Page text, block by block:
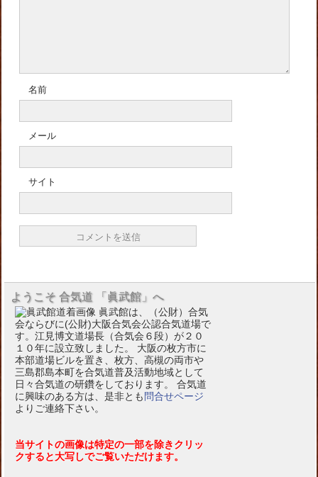
名前
メール
サイト
ようこそ 合気道 「眞武館」へ
眞武館は、（公財）合気
会ならびに(公財)大阪合気会公認合気道場で
す。江見博文道場長（合気会６段）が２０
１０年に設立致しました。 大阪の枚方市に
本部道場ビルを置き、枚方、高槻の両市や
三島郡島本町を合気道普及活動地域として
日々合気道の研鑽をしております。 合気道
に興味のある方は、是非とも 問合せページ
よりご連絡下さい。
当サイトの画像は特定の一部を除きクリッ
クすると大写しでご覧いただけます。